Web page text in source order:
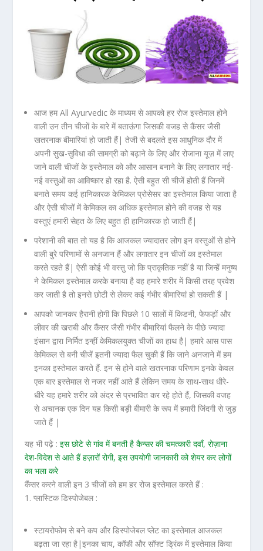
आज हमAll Ayurvedic के माध्यम से आपको हर रोज इस्तेमाल होने
वाली उन तीन चीजों के बारे में बताऊंगा जिसकी वजह से कैंसर जैसी
खतरनाक बीमारियां हो जाती हैं| तेजी से बदलते इस आधुनिक दौर में
अपनी सुख-सुविधा की सामग्री को बढ़ाने के लिए और रोजाना यूज़ में लाए
जाने वाली चीजों के इस्तेमाल को और आसान बनाने के लिए लगातार नई-
नई वस्तुओं का आविष्कार हो रहा है. ऐसी बहुत सी चीजें होती हैं जिनमें
बनाते समय कई हानिकारक केमिकल प्रोसेसर का इस्तेमाल किया जाता है
और ऐसी चीजों में केमिकल का अधिक इस्तेमाल होने की वजह से यह
वस्तुएं हमारी सेहत के लिए बहुत ही हानिकारक हो जाती हैं|
परेशानी की बात तो यह है कि आजकल ज्यादातर लोग इन वस्तुओं से होने
वाली बुरे परिणामों से अनजान हैं और लगातार इन चीजों का इस्तेमाल
करते रहते हैं| ऐसी कोई भी वस्तु जो कि प्राकृतिक नहीं है या जिन्हें मनुष्य
ने केमिकल इस्तेमाल करके बनाया है वह हमारे शरीर में किसी तरह प्रवेश
कर जाती है तो इनसे छोटी से लेकर कई गंभीर बीमारियां हो सकती हैं |
आपको जानकर हैरानी होगी कि पिछले 10 सालों में किडनी, फेफड़ों और
लीवर की खराबी और कैंसर जैसी गंभीर बीमारियां फैलने के पीछे ज्यादा
इंसान द्वारा निर्मित इन्हीं केमिकलयुक्त चीजों का हाथ है| हमारे आस पास
केमिकल से बनी चीजें इतनी ज्यादा फैल चुकी हैं कि जाने अनजाने में हम
इनका इस्तेमाल करते हैं. इन से होने वाले खतरनाक परिणाम इनके केवल
एक बार इस्तेमाल से नजर नहीं आते हैं लेकिन समय के साथ-साथ धीरे-
धीरे यह हमारे शरीर को अंदर से प्रभावित कर रहे होते हैं, जिसकी वजह
से अचानक एक दिन यह किसी बड़ी बीमारी के रूप में हमारी जिंदगी से जुड़
जाते हैं |
यह भी पढ़े :इस छोटे से गांव में बनती है कैन्सर की चमत्कारी दवाँ, रोज़ाना
देश-विदेश से आते हैं हज़ारों रोगी, इस उपयोगी जानकारी को शेयर कर लोगों
का भला करे
कैंसर करने वाली इन 3 चीजों को हम हर रोज इस्तेमाल करते हैं :
1. प्लास्टिक डिस्पोजेबल :
स्टायरोफोम से बने कप और डिस्पोजेबल प्लेट का इस्तेमाल आजकल
बढ़ता जा रहा है|इनका चाय, कॉफी और सॉफ्ट ड्रिंक में इस्तेमाल किया